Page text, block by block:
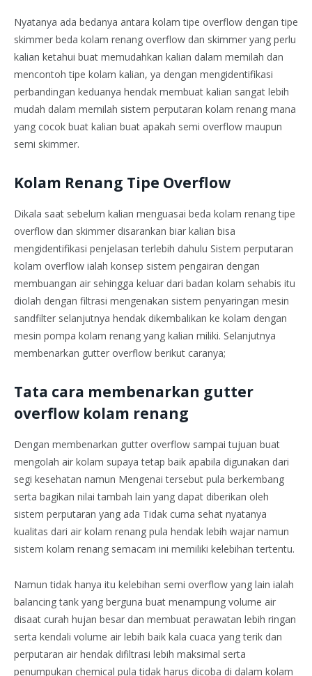
Nyatanya ada bedanya antara kolam tipe overflow dengan tipe
skimmer beda kolam renang overflow dan skimmer yang perlu
kalian ketahui buat memudahkan kalian dalam memilah dan
mencontoh tipe kolam kalian, ya dengan mengidentifikasi
perbandingan keduanya hendak membuat kalian sangat lebih
mudah dalam memilah sistem perputaran kolam renang mana
yang cocok buat kalian buat apakah semi overflow maupun
semi skimmer.
Kolam Renang Tipe Overflow
Dikala saat sebelum kalian menguasai beda kolam renang tipe
overflow dan skimmer disarankan biar kalian bisa
mengidentifikasi penjelasan terlebih dahulu Sistem perputaran
kolam overflow ialah konsep sistem pengairan dengan
membuangan air sehingga keluar dari badan kolam sehabis itu
diolah dengan filtrasi mengenakan sistem penyaringan mesin
sandfilter selanjutnya hendak dikembalikan ke kolam dengan
mesin pompa kolam renang yang kalian miliki. Selanjutnya
membenarkan gutter overflow berikut caranya;
Tata cara membenarkan gutter
overflow kolam renang
Dengan membenarkan gutter overflow sampai tujuan buat
mengolah air kolam supaya tetap baik apabila digunakan dari
segi kesehatan namun Mengenai tersebut pula berkembang
serta bagikan nilai tambah lain yang dapat diberikan oleh
sistem perputaran yang ada Tidak cuma sehat nyatanya
kualitas dari air kolam renang pula hendak lebih wajar namun
sistem kolam renang semacam ini memiliki kelebihan tertentu.
Namun tidak hanya itu kelebihan semi overflow yang lain ialah
balancing tank yang berguna buat menampung volume air
disaat curah hujan besar dan membuat perawatan lebih ringan
serta kendali volume air lebih baik kala cuaca yang terik dan
perputaran air hendak difiltrasi lebih maksimal serta
penumpukan chemical pula tidak harus dicoba di dalam kolam